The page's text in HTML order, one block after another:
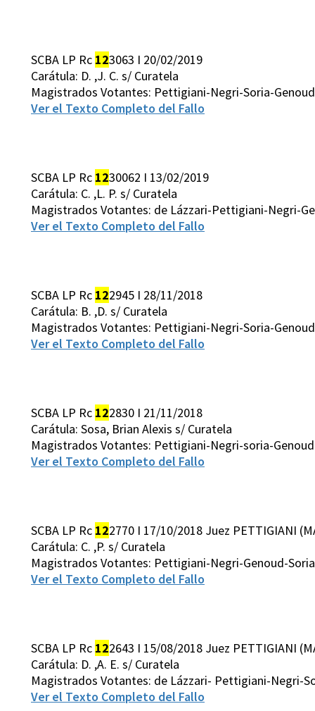
SCBA LP Rc 123063 I 20/02/2019
Carátula: D. ,J. C. s/ Curatela
Magistrados Votantes: Pettigiani-Negri-Soria-
Ver el Texto Completo del Fallo
SCBA LP Rc 1230062 I 13/02/2019
Carátula: C. ,L. P. s/ Curatela
Magistrados Votantes: de Lázzari-Pettigiani-Negri-
Ver el Texto Completo del Fallo
SCBA LP Rc 122945 I 28/11/2018
Carátula: B. ,D. s/ Curatela
Magistrados Votantes: Pettigiani-Negri-Soria-
Ver el Texto Completo del Fallo
SCBA LP Rc 122830 I 21/11/2018
Carátula: Sosa, Brian Alexis s/ Curatela
Magistrados Votantes: Pettigiani-Negri-soria-
Ver el Texto Completo del Fallo
SCBA LP Rc 122770 I 17/10/2018 Juez PETTIGIANI
Carátula: C. ,P. s/ Curatela
Magistrados Votantes: Pettigiani-Negri-Genoud-
Ver el Texto Completo del Fallo
SCBA LP Rc 122643 I 15/08/2018 Juez PETTIGIANI
Carátula: D. ,A. E. s/ Curatela
Magistrados Votantes: de Lázzari- Pettigiani-Negri-
Ver el Texto Completo del Fallo